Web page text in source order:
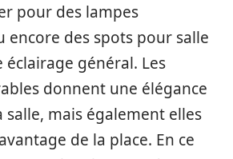
pour des lampes
encore des spots pour salle
éclairage général. Les
donnent une élégance
mais également elles
de la place. En ce